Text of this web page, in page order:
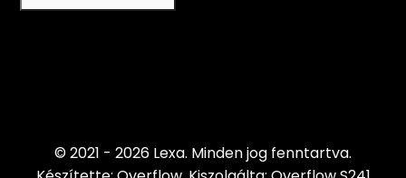
© 2021 - 2026 Lexa. Minden jog fenntartva.